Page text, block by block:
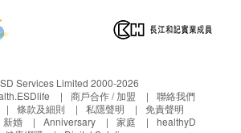
Services Limited 2000-2026
商戶合作 / 加盟
聯絡我們
條款及細則 私隱聲明
免責聲明
新婚 Anniversary 家庭
healthyD